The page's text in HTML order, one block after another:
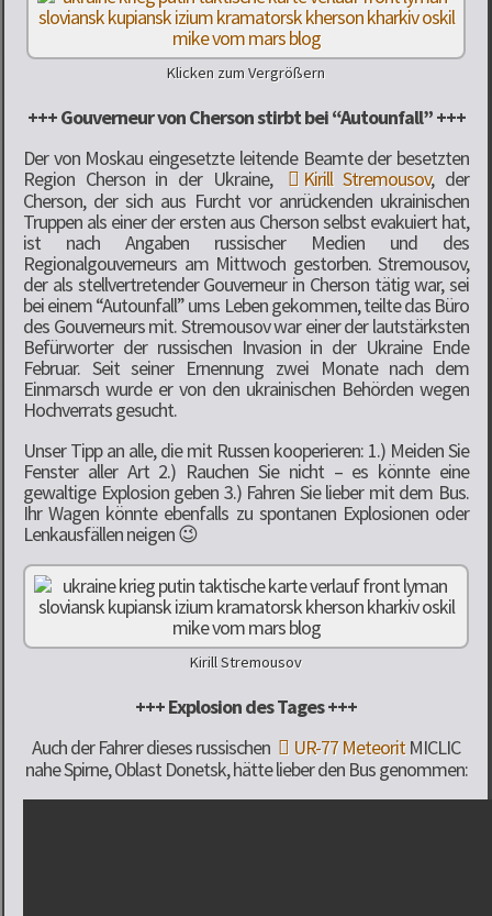
Klicken zum Vergrößern
+++ Gouverneur von Cherson stirbt bei “Autounfall” +++
Der von Moskau eingesetzte leitende Beamte der besetzten
Region Cherson in der Ukraine,
Kirill Stremousov, der
Cherson, der sich aus Furcht vor anrückenden ukrainischen
Truppen als einer der ersten aus Cherson selbst evakuiert hat,
ist nach Angaben russischer Medien und des
Regionalgouverneurs am Mittwoch gestorben. Stremousov,
der als stellvertretender Gouverneur in Cherson tätig war, sei
bei einem “Autounfall” ums Leben gekommen, teilte das Büro
des Gouverneurs mit. Stremousov war einer der lautstärksten
Befürworter der russischen Invasion in der Ukraine Ende
Februar. Seit seiner Ernennung zwei Monate nach dem
Einmarsch wurde er von den ukrainischen Behörden wegen
Hochverrats gesucht.
Unser Tipp an alle, die mit Russen kooperieren: 1.) Meiden Sie
Fenster aller Art 2.) Rauchen Sie nicht – es könnte eine
gewaltige Explosion geben 3.) Fahren Sie lieber mit dem Bus.
Ihr Wagen könnte ebenfalls zu spontanen Explosionen oder
Lenkausfällen neigen 😉
Kirill Stremousov
+++ Explosion des Tages +++
Auch der Fahrer dieses russischen
UR-77 MeteoritMICLIC
nahe Spirne, Oblast Donetsk, hätte lieber den Bus genommen: